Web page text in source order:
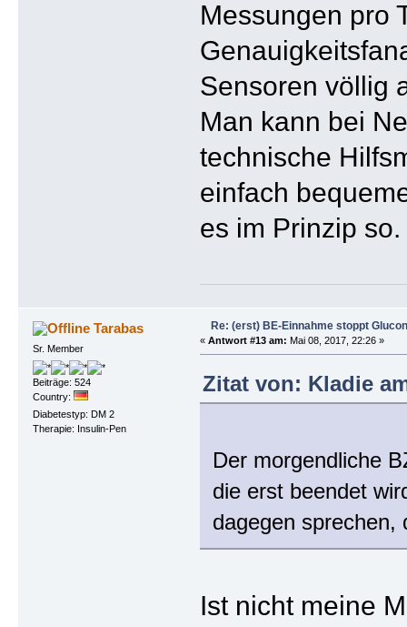
Messungen pro
Sensoren völlig
Man kann bei
technische
einfach
es im Prinzip so.
Tarabas
Sr. Member
Beiträge: 524
Country:
Diabetestyp: DM 2
Therapie: Insulin-Pen
Re: (erst) BE-Einnahme stoppt
« Antwort #13 am: Mai 08, 2017, 22:26 »
Zitat von: Kladie
Der morgendliche
die erst beendet
dagegen sprechen,
Ist nicht meine